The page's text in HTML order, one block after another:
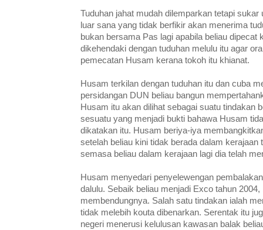
Tuduhan jahat mudah dilemparkan tetapi
luar sana yang tidak berfikir akan menerima
bukan bersama Pas lagi apabila beliau dipecat
dikehendaki dengan tuduhan melulu itu agar
pemecatan Husam kerana tokoh itu khianat.
Husam terkilan dengan tuduhan itu dan cuba
persidangan DUN beliau bangun
Husam itu akan dilihat sebagai suatu tindakan
sesuatu yang menjadi bukti bahawa Husam
dikatakan itu. Husam beriya-iya
setelah beliau kini tidak berada dalam kerajaan
semasa beliau dalam kerajaan lagi dia telah
Husam menyedari penyelewengan
dalulu. Sebaik beliau menjadi Exco tahun
membendungnya. Salah satu tindakan ialah
tidak melebih kouta dibenarkan. Serentak itu
negeri menerusi kelulusan kawasan balak